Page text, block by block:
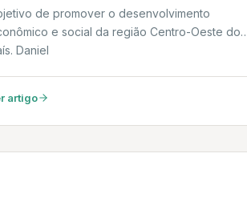
de promover o desenvolvimento
e social da região Centro-Oeste do
Daniel
artigo